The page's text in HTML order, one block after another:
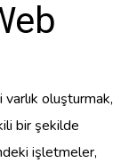
varlık oluşturmak,
bir şekilde
işletmeler,